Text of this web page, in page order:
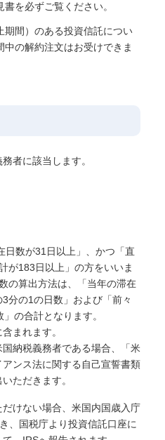
を必ずご覧ください。
期間）のある投資信託につい
の解約注文はお受けできま
者に該当します。
数が31日以上」、かつ「直
が183日以上」の方をいいま
の算出方法は、「当年の滞在
分の1の日数」および「前々
の合計となります。
まれます。
納税義務者である場合、「米
ンス法に関する自己宣誓書類
ただきます。
だけない場合、米国内国歳入庁
、国税庁より投資信託口座に